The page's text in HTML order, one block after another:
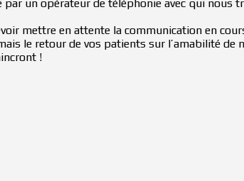
un opérateur de téléphonie avec qui
mettre en attente la communication en
le retour de vos patients sur l’amabilité de
!